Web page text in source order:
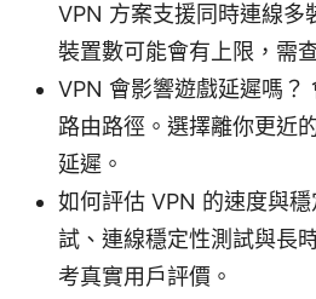
VPN 方案支援同時連線多
裝置數可能會有上限，需
VPN 會影響遊戲延遲嗎？
路由路徑。選擇離你更近
延遲。
如何評估 VPN 的速度與
試、連線穩定性測試與長
考真實用戶評價。